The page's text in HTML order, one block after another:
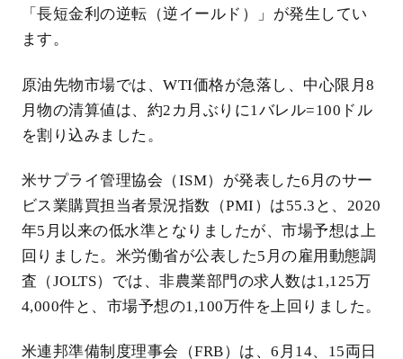
「長短金利の逆転（逆イールド）」が発生してい
ます。
原油先物市場では、WTI価格が急落し、中心限月8
月物の清算値は、約2カ月ぶりに1バレル=100ドル
を割り込みました。
米サプライ管理協会（ISM）が発表した6月のサー
ビス業購買担当者景況指数（PMI）は55.3と、2020
年5月以来の低水準となりましたが、市場予想は上
回りました。米労働省が公表した5月の雇用動態調
査（JOLTS）では、非農業部門の求人数は1,125万
4,000件と、市場予想の1,100万件を上回りました。
米連邦準備制度理事会（FRB）は、6月14、15両日